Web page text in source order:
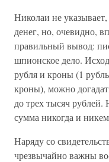
Николаи не
денег, но, очевидно,
правильный вывод:
шпионское дело.
рубля и кроны (1
кроны), можно
до трех тысяч рублей.
сумма никогда и
Наряду со
чрезвычайно важны